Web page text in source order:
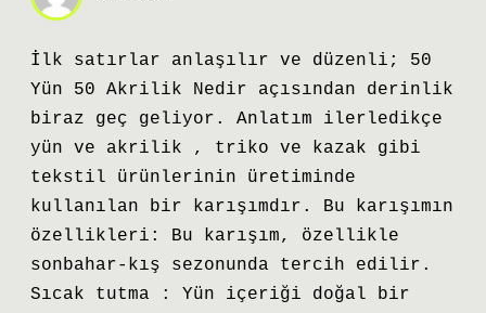
İlk satırlar anlaşılır ve düzenli; 50
Yün 50 Akrilik Nedir açısından derinlik
biraz geç geliyor. Anlatım ilerledikçe
yün ve akrilik , triko ve kazak gibi
tekstil ürünlerinin üretiminde
kullanılan bir karışımdır. Bu karışımın
özellikleri: Bu karışım, özellikle
sonbahar-kış sezonunda tercih edilir.
Sıcak tutma : Yün içeriği doğal bir